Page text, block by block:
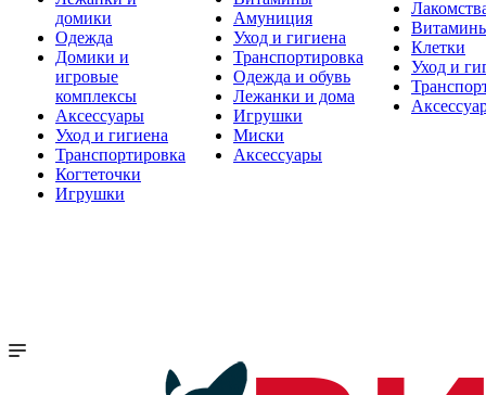
домики
Одежда
Домики и
игровые
комплексы
Аксессуары
Уход и гигиена
Транспортировка
Когтеточки
Игрушки
Амуниция
Уход и гигиена
Транспортировка
Одежда и обувь
Лежанки и дома
Игрушки
Миски
Аксессуары
Клетки
Уход и